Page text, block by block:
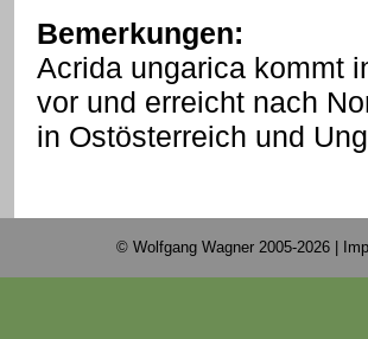
Bemerkungen:
Acrida ungarica kommt
vor und erreicht nach
in Ostösterreich und
© Wolfgang Wagner 2005-2026 |